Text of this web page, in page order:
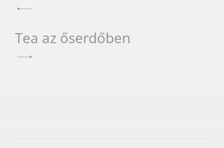
Tea az őserdőben